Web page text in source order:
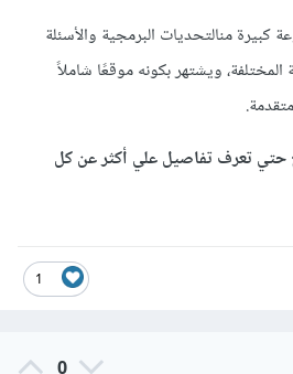
منالتحديات البرمجية والأسئلة
ويشتهر بكونه موقعًا شاملاً
تعرف تفاصيل علي أكثر عن كل
1